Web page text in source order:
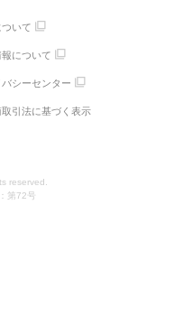
いて
について
バシーセンター
引法に基づく表示
reserved.
第72号